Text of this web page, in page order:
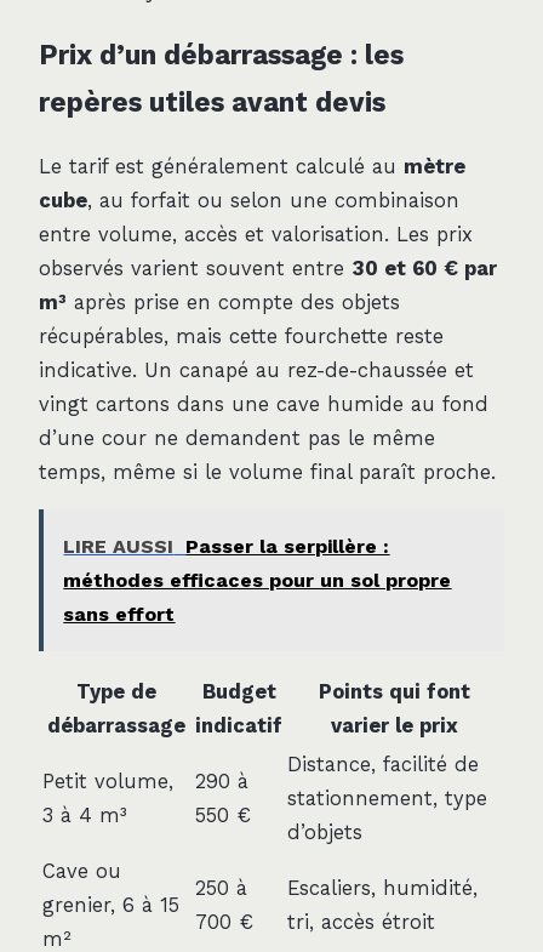
Prix d’un débarrassage : les
repères utiles avant devis
Le tarif est généralement calculé au mètre
cube, au forfait ou selon une combinaison
entre volume, accès et valorisation. Les prix
observés varient souvent entre 30 et 60 € par
m³ après prise en compte des objets
récupérables, mais cette fourchette reste
indicative. Un canapé au rez-de-chaussée et
vingt cartons dans une cave humide au fond
d’une cour ne demandent pas le même
temps, même si le volume final paraît proche.
LIRE AUSSI
Passer la serpillère :
méthodes efficaces pour un sol propre
sans effort
Type de
débarrassage
Budget
indicatif
Points qui font
varier le prix
Petit volume,
3 à 4 m³
290 à
550 €
Distance, facilité de
stationnement, type
d’objets
Cave ou
grenier, 6 à 15
m²
250 à
700 €
Escaliers, humidité,
tri, accès étroit